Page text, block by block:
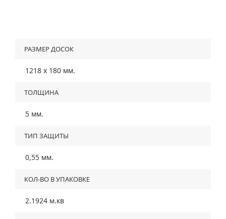
РАЗМЕР ДОСОК
1218 х 180 мм.
TОЛЩИНА
5 мм.
ТИП ЗАЩИТЫ
0,55 мм.
КОЛ-ВО В УПАКОВКЕ
2.1924 м.кв